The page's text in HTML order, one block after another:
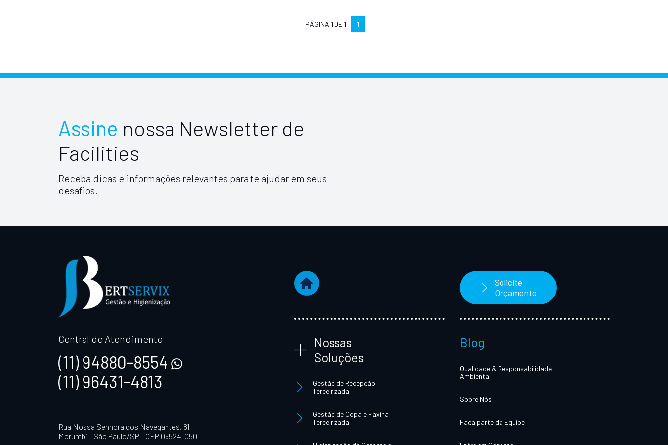
PÁGINA 1 DE 1 1
Assine nossa Newsletter de
Facilities
Receba dicas e informações relevantes para te ajudar em seus
desafios.
Central de Atendimento
(11) 94880-8554
(11) 96431-4813
Rua Nossa Senhora dos Navegantes, 81
Morumbi - São Paulo/SP - CEP 05524-050
Nossas
Soluções
Gestão de Recepção
Terceirizada
Gestão de Copa e Faxina
Terceirizada
Solicite
Orçamento
Blog
Qualidade & Responsabilidade
Ambiental
Sobre Nós
Faça parte da Equipe